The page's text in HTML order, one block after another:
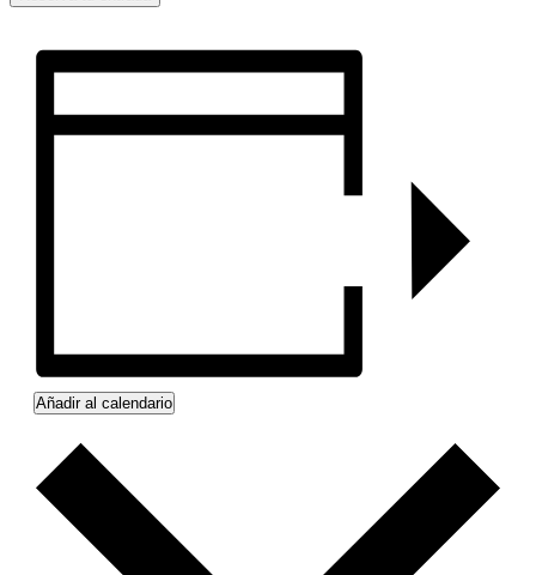
Añadir al calendario